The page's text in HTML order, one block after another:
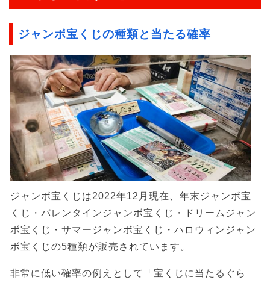
ジャンボ宝くじの種類と当たる確率
ジャンボ宝くじは2022年12月現在、年末ジャンボ宝
くじ・バレンタインジャンボ宝くじ・ドリームジャン
ボ宝くじ・サマージャンボ宝くじ・ハロウィンジャン
ボ宝くじの5種類が販売されています。
非常に低い確率の例えとして「宝くじに当たるぐら